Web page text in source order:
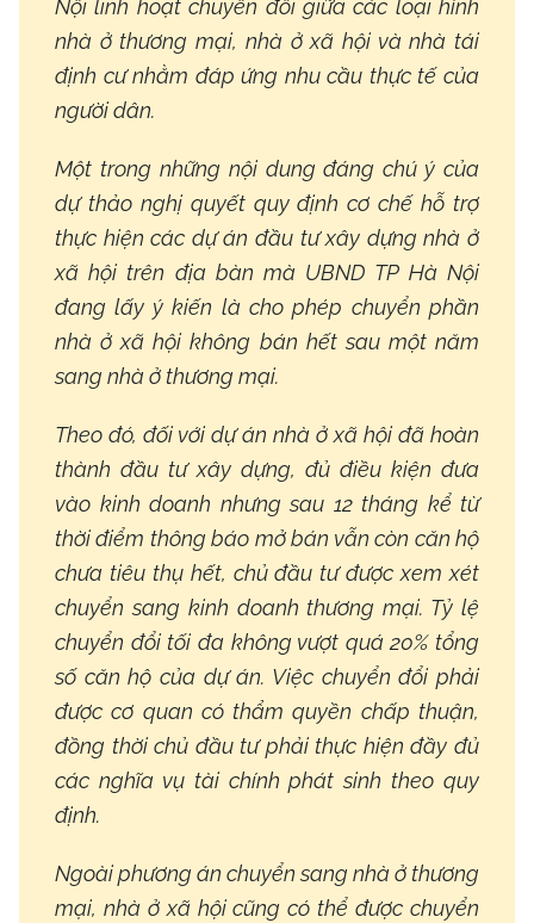
Nội linh hoạt chuyển đổi giữa các loại hình
nhà ở thương mại, nhà ở xã hội và nhà tái
định cư nhằm đáp ứng nhu cầu thực tế của
người dân.
Một trong những nội dung đáng chú ý của
dự thảo nghị quyết quy định cơ chế hỗ trợ
thực hiện các dự án đầu tư xây dựng nhà ở
xã hội trên địa bàn mà UBND TP Hà Nội
đang lấy ý kiến là cho phép chuyển phần
nhà ở xã hội không bán hết sau một năm
sang nhà ở thương mại.
Theo đó, đối với dự án nhà ở xã hội đã hoàn
thành đầu tư xây dựng, đủ điều kiện đưa
vào kinh doanh nhưng sau 12 tháng kể từ
thời điểm thông báo mở bán vẫn còn căn hộ
chưa tiêu thụ hết, chủ đầu tư được xem xét
chuyển sang kinh doanh thương mại. Tỷ lệ
chuyển đổi tối đa không vượt quá 20% tổng
số căn hộ của dự án. Việc chuyển đổi phải
được cơ quan có thẩm quyền chấp thuận,
đồng thời chủ đầu tư phải thực hiện đầy đủ
các nghĩa vụ tài chính phát sinh theo quy
định.
Ngoài phương án chuyển sang nhà ở thương
mại, nhà ở xã hội cũng có thể được chuyển